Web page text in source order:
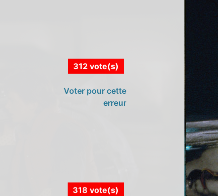
312 vote(s)
Voter pour cette
erreur
318 vote(s)